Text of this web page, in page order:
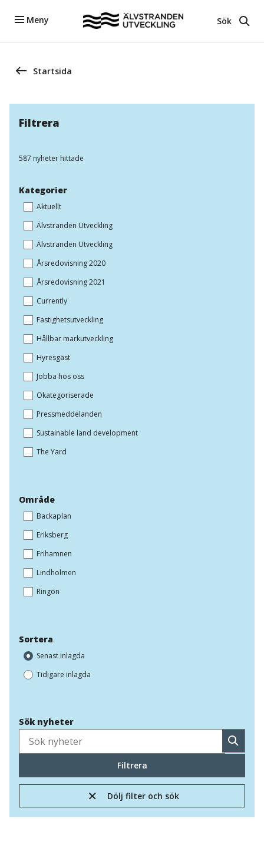
Meny Sök
Startsida
Filtrera
587 nyheter hittade
Kategorier
Aktuellt
Älvstranden Utveckling
Älvstranden Utveckling
Årsredovisning 2020
Årsredovisning 2021
Currently
Fastighetsutveckling
Hållbar markutveckling
Hyresgäst
Jobba hos oss
Okategoriserade
Pressmeddelanden
Sustainable land development
The Yard
Område
Backaplan
Eriksberg
Frihamnen
Lindholmen
Ringön
Sortera
Senast inlagda
Tidigare inlagda
Sök nyheter
Sök
Filtrera
Dölj filter och sök